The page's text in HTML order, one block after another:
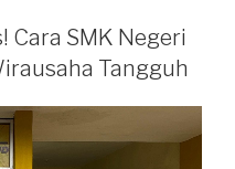
Cara SMK Negeri
Tangguh